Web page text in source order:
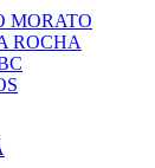
MORATO
ROCHA